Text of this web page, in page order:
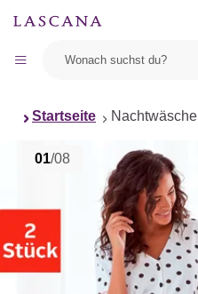
Startseite Nachtwäsche
01/08